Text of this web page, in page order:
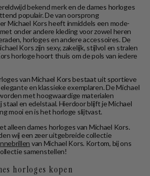
bekend merk en de dames horloges
populair. De van oorsprong
Michael Kors heeft inmiddels een mode-
onder andere kleding voor zowel heren
horloges en andere accessoires. De
Kors zijn sexy, zakelijk, stijlvol en stralen
horloge hoort thuis om de pols van iedere
van Michael Kors bestaat uit sportieve
en klassieke exemplaren. De Michael
met hoogwaardige materialen
staal en edelstaal. Hierdoor blijft je Michael
mooi en is het horloge slijtvast.
alleen dames horloges van Michael Kors.
wij een zeer uitgebreide collectie
van Michael Kors. Kortom, bij ons
samenstellen!
horloges kopen